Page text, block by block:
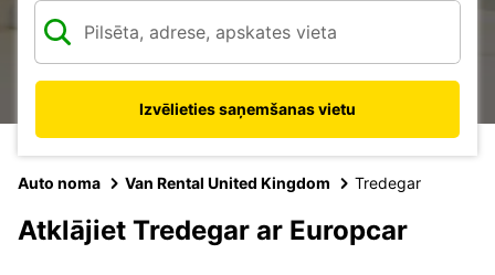
Izvēlieties saņemšanas vietu
Auto noma Van Rental United Kingdom Tredegar
Atklājiet Tredegar ar Europcar